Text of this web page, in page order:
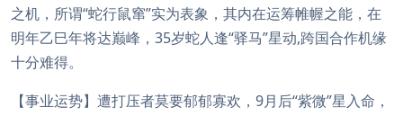
之机，所谓“蛇行鼠窜”实为表象，其内在运筹帷幄之能，在
明年乙巳年将达巅峰，35岁蛇人逢“驿马”星动,跨国合作机缘
十分难得。
【事业运势】遭打压者莫要郁郁寡欢，9月后“紫微”星入命，